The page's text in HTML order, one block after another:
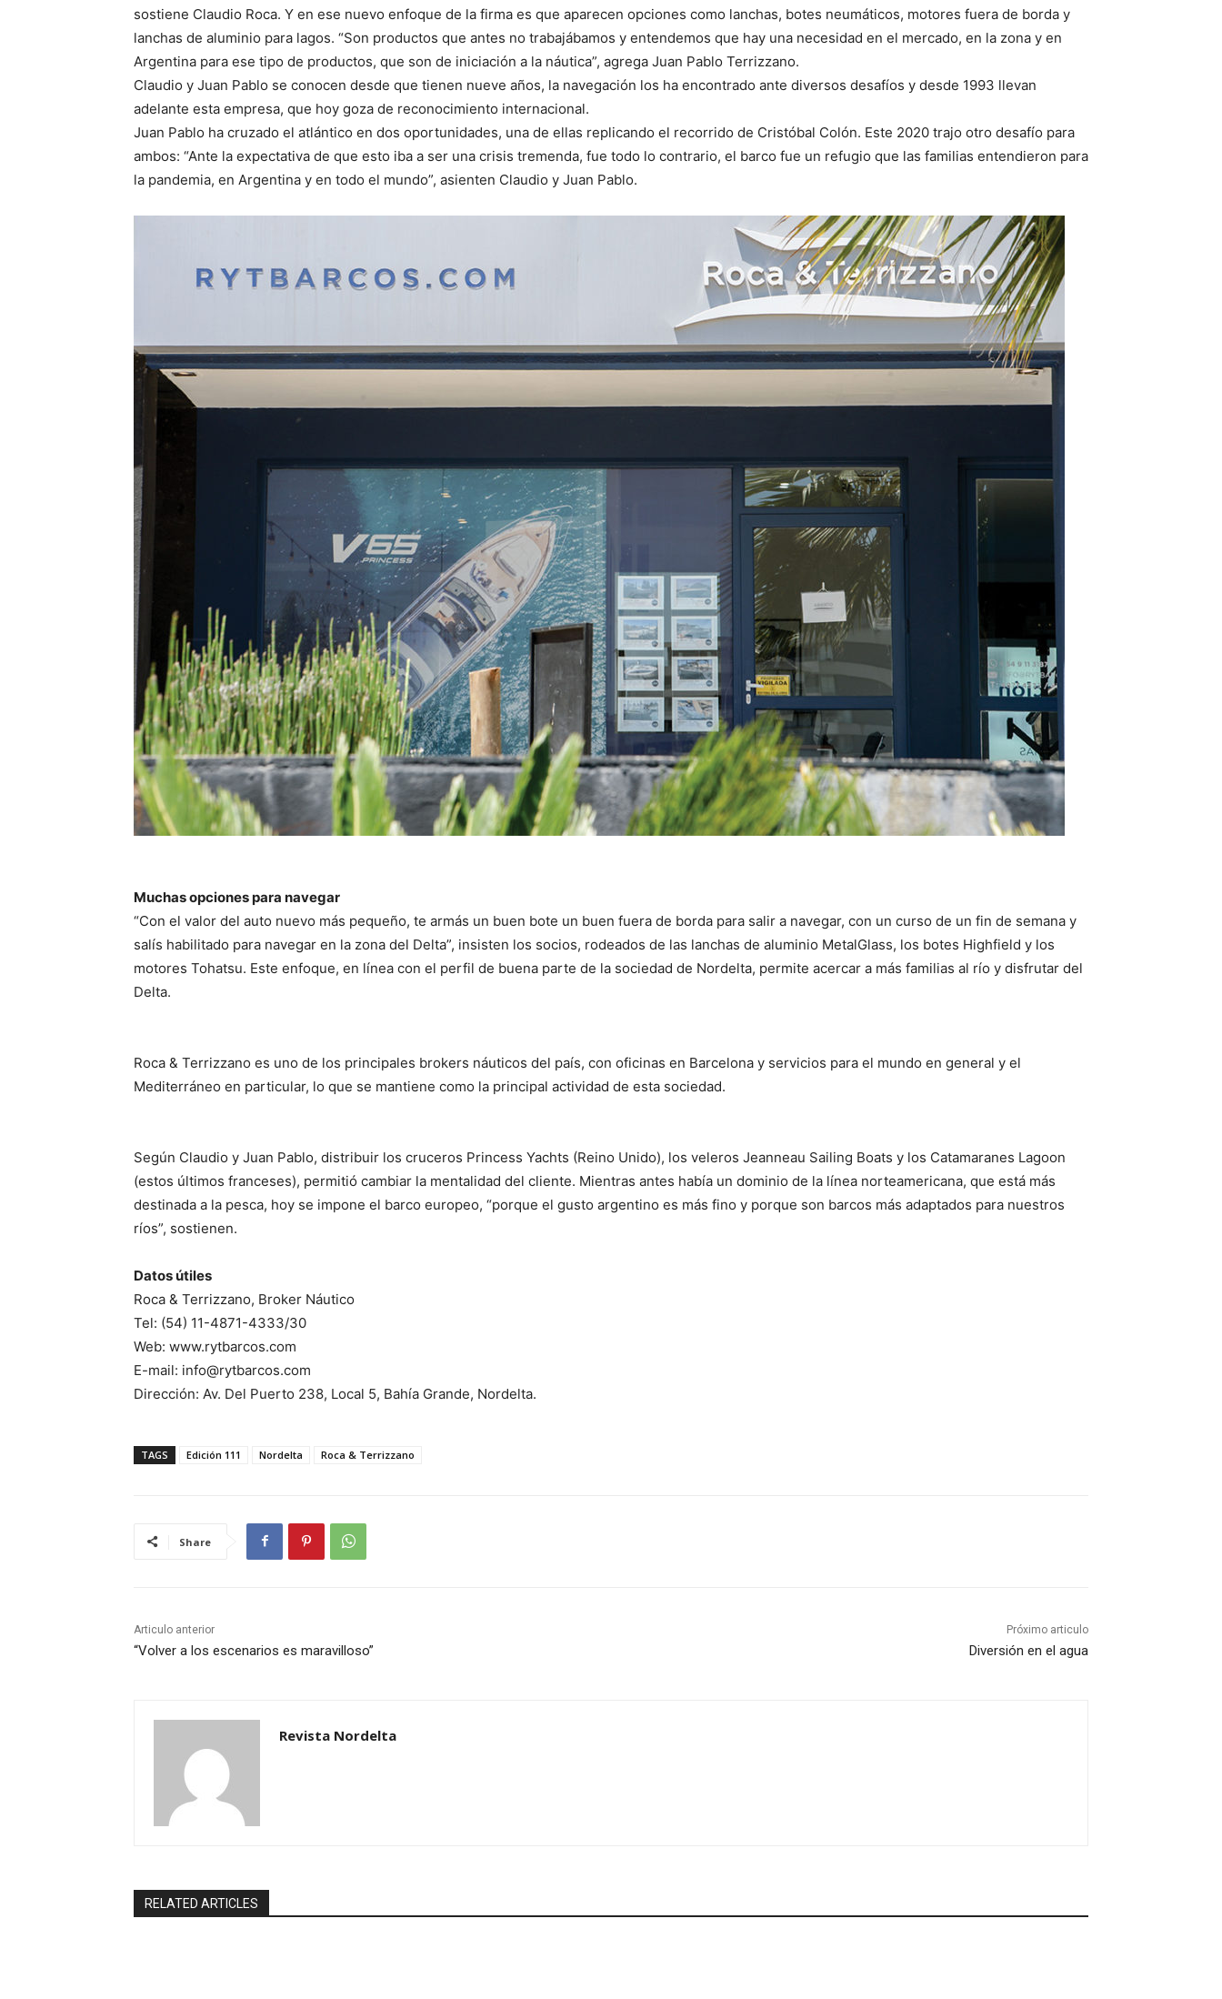
sostiene Claudio Roca. Y en ese nuevo enfoque de la firma es que aparecen opciones como lanchas, botes neumáticos, motores fuera de borda y
lanchas de aluminio para lagos. “Son productos que antes no trabajábamos y entendemos que hay una necesidad en el mercado, en la zona y en
Argentina para ese tipo de productos, que son de iniciación a la náutica”, agrega Juan Pablo Terrizzano.
Claudio y Juan Pablo se conocen desde que tienen nueve años, la navegación los ha encontrado ante diversos desafíos y desde 1993 llevan
adelante esta empresa, que hoy goza de reconocimiento internacional.
Juan Pablo ha cruzado el atlántico en dos oportunidades, una de ellas replicando el recorrido de Cristóbal Colón. Este 2020 trajo otro desafío para
ambos: “Ante la expectativa de que esto iba a ser una crisis tremenda, fue todo lo contrario, el barco fue un refugio que las familias entendieron para
la pandemia, en Argentina y en todo el mundo”, asienten Claudio y Juan Pablo.
Muchas opciones para navegar
“Con el valor del auto nuevo más pequeño, te armás un buen bote un buen fuera de borda para salir a navegar, con un curso de un fin de semana y
salís habilitado para navegar en la zona del Delta”, insisten los socios, rodeados de las lanchas de aluminio MetalGlass, los botes Highfield y los
motores Tohatsu. Este enfoque, en línea con el perfil de buena parte de la sociedad de Nordelta, permite acercar a más familias al río y disfrutar del
Delta.
Roca & Terrizzano es uno de los principales brokers náuticos del país, con oficinas en Barcelona y servicios para el mundo en general y el
Mediterráneo en particular, lo que se mantiene como la principal actividad de esta sociedad.
Según Claudio y Juan Pablo, distribuir los cruceros Princess Yachts (Reino Unido), los veleros Jeanneau Sailing Boats y los Catamaranes Lagoon
(estos últimos franceses), permitió cambiar la mentalidad del cliente. Mientras antes había un dominio de la línea norteamericana, que está más
destinada a la pesca, hoy se impone el barco europeo, “porque el gusto argentino es más fino y porque son barcos más adaptados para nuestros
ríos”, sostienen.
Datos útiles
Roca & Terrizzano, Broker Náutico
Tel: (54) 11-4871-4333/30
Web: www.rytbarcos.com
E-mail: info@rytbarcos.com
Dirección: Av. Del Puerto 238, Local 5, Bahía Grande, Nordelta.
TAGS Edición 111 Nordelta Roca & Terrizzano
Share
Articulo anterior
“Volver a los escenarios es maravilloso”
Próximo articulo
Diversión en el agua
Revista Nordelta
RELATED ARTICLES